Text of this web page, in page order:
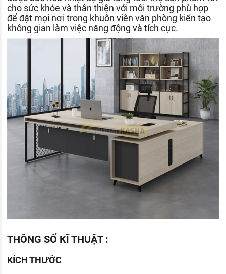
cho sức khỏe và thân thiện với môi trường phù hợp
để đặt mọi nơi trong khuôn viên văn phòng kiến tạo
không gian làm việc năng động và tích cực.
THÔNG SỐ KĨ THUẬT :
KÍCH THƯỚC